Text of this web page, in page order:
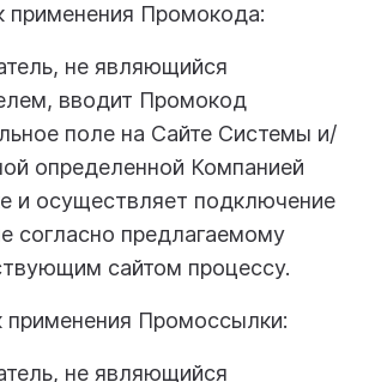
применения Промокода:
не являющийся
вводит Промокод
поле на Сайте Системы и/
определенной Компанией
и осуществляет подключение
согласно предлагаемому
сайтом процессу.
применения Промоссылки:
не являющийся